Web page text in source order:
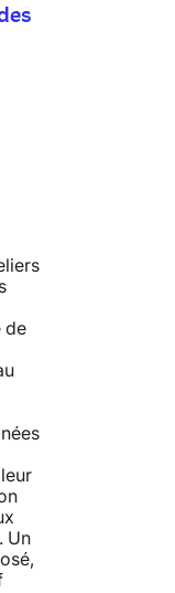
de
Un